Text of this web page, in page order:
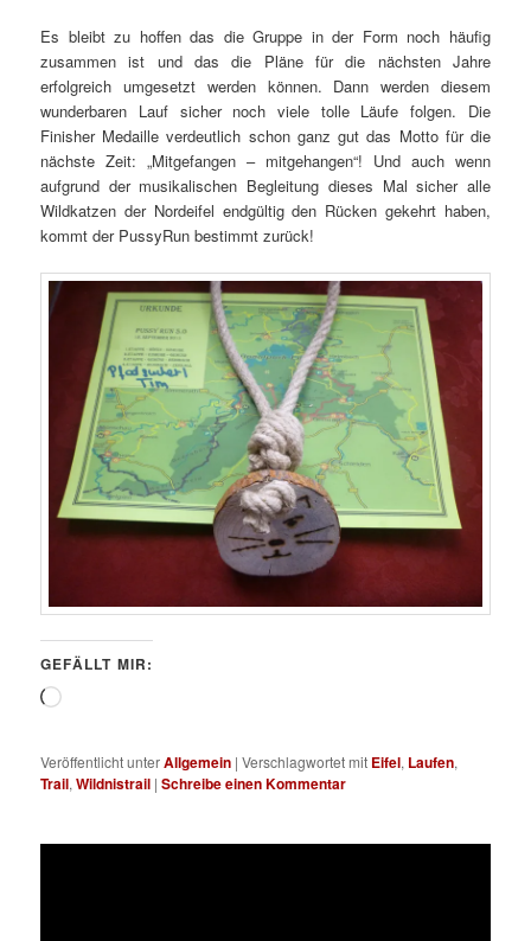
Es bleibt zu hoffen das die Gruppe in der Form noch häufig
zusammen ist und das die Pläne für die nächsten Jahre
erfolgreich umgesetzt werden können. Dann werden diesem
wunderbaren Lauf sicher noch viele tolle Läufe folgen. Die
Finisher Medaille verdeutlich schon ganz gut das Motto für die
nächste Zeit: „Mitgefangen – mitgehangen“! Und auch wenn
aufgrund der musikalischen Begleitung dieses Mal sicher alle
Wildkatzen der Nordeifel endgültig den Rücken gekehrt haben,
kommt der PussyRun bestimmt zurück!
GEFÄLLT MIR:
Wird
Veröffentlicht unterAllgemein |Verschlagwortet mit Eifel, Laufen,
Trail,Wildnistrail |Schreibe einen Kommentar